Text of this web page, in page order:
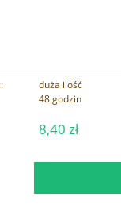
duża ilość
48 godzin
8,40 zł